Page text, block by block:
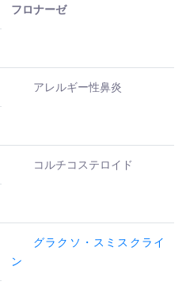
フロナーゼ
アレルギー性鼻炎
コルチコステロイド
グラクソ・スミスクライ
ン